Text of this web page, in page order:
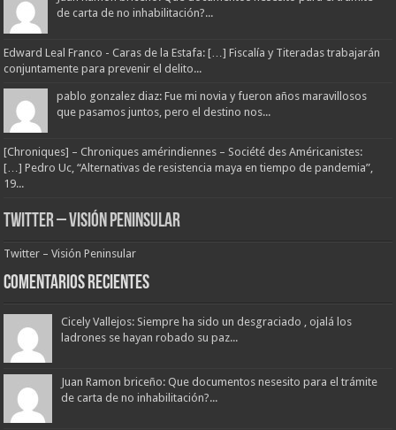
de carta de no inhabilitación?...
Edward Leal Franco - Caras de la Estafa: […] Fiscalía y Titeradas trabajarán
conjuntamente para prevenir el delito...
pablo gonzalez diaz: Fue mi novia y fueron años maravillosos
que pasamos juntos, pero el destino nos...
[Chroniques] – Chroniques amérindiennes – Société des Américanistes:
[…] Pedro Uc, “Alternativas de resistencia maya en tiempo de pandemia”,
19...
Twitter – Visión Peninsular
Twitter – Visión Peninsular
Comentarios Recientes
Cicely Vallejos: Siempre ha sido un desgraciado , ojalá los
ladrones se hayan robado su paz...
Juan Ramon briceño: Que documentos nesesito para el trámite
de carta de no inhabilitación?...